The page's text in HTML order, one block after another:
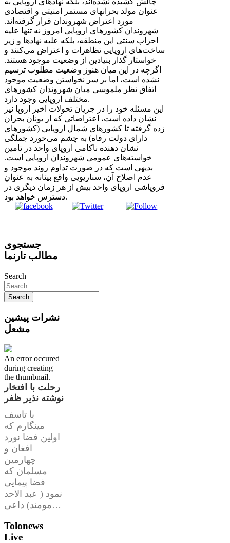
عنوان مولد بحرانهای مستمر امنیتی و اقتصادی
مورد اعتراض شهروندان قرار گرفته‌اند.
شهروندان کشورهای اروپایی امروز نه تنها علیه
احزاب سنتی این منطقه، بلکه علیه نهادها و زیر
ساخت‌های اروپایی تظاهرات و اعتراض می‌کنند و
خواستار گذار بنیادین از وضعیت موجود هستند.
اگرچه در این میان هنوز وضعیت مطلوب ترسیم
نشده است، اما بر سر نخواستن وضعیت موجود
اتفاق نظر ملموسی میان شهروندان کشورهای
مختلف اروپایی وجود دارد.
این مسئله خود را در جریان تحولات اخیر اروپا نیز
نشان داده است، اعتراضاتی که از یونان بحران
زده گرفته تا کشورهای شمال اروپایی (کشورهای
دارای دولت رفاه) به چشم می‌خورد جملگی
نشان دهنده ناکامی اروپای واحد در تامین
خواسته‌های عمومی شهروندان اروپایی است.
بدیهی است که در صورت تداوم روند موجود و
عدم اصلاح آن، سناریویی واقع بینانه به عنوان
فروپاشی اروپای واحد بیش از هر زمان دیگری در
دسترس خواهد بود.
جستجوی
مطالب تارنما
Search
نشرات پیشین
مشعل
An error occured
during creating
the thumbnail.
رحلت با افتخار
نوشته نذیر ظفر
با تاسف
مینگارم که
اولین فضا نورد
افغان و
چهارمین
مسلمان که
فضا پیمایی
نمود ( عبد الاحد
مومند) داعی…
Tolonews
Live